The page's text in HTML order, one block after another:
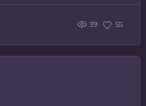
39 55